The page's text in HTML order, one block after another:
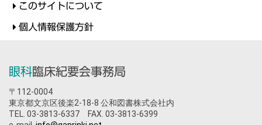
このサイトについて
個人情報保護方針
眼科臨床紀要会事務局
〒112-0004
東京都文京区後楽2-18-8 公和図書株式会社内
TEL. 03-3813-6337 FAX. 03-3813-6399